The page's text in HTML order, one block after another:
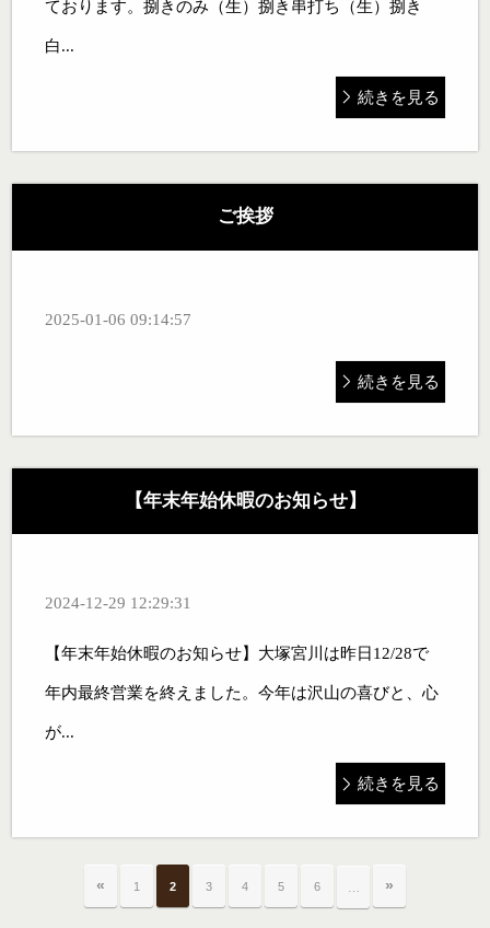
ております。捌きのみ（生）捌き串打ち（生）捌き
白...
続きを見る
ご挨拶
2025-01-06 09:14:57
続きを見る
【年末年始休暇のお知らせ】
2024-12-29 12:29:31
【年末年始休暇のお知らせ】大塚宮川は昨日12/28で
年内最終営業を終えました。今年は沢山の喜びと、心
が...
続きを見る
« 1 2 3 4 5 6 »